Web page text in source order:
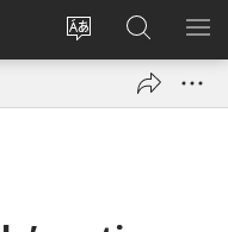
Kaci
aniɛn'n
Wlu
nun
Kunndɛ
JW.ORG
su